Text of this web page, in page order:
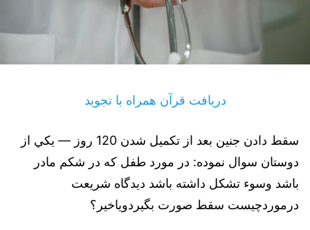
دریافت قرآن همراه با تجوید
سقط دادن جنین بعد از تکمیل شدن 120 روز — يكي از
دوستان سوال نموده: در مورد طفل كه در شكم مادر
باشد وسوء تشکل داشته باشد دیدگاه شریعت
درموردچیست سقط صورت بگیردویاخیر؟